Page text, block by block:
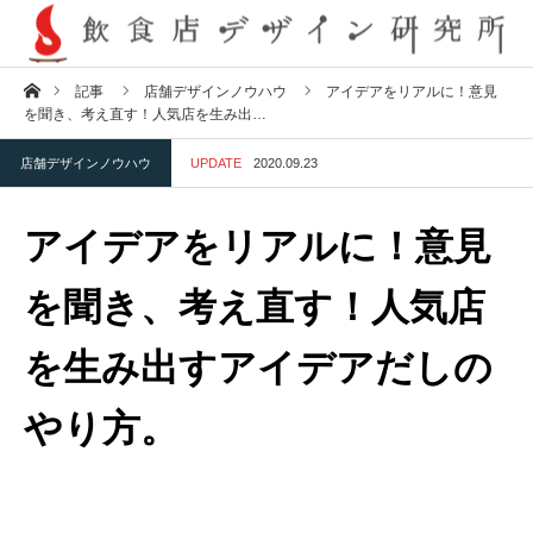
ホーム記事 店舗デザインノウハウ
アイデアをリアルに！意見
を聞き、考え直す！人気店を生み出…
店舗デザインノウハウ UPDATE 2020.09.23
アイデアをリアルに！意見
を聞き、考え直す！人気店
を生み出すアイデアだしの
やり方。